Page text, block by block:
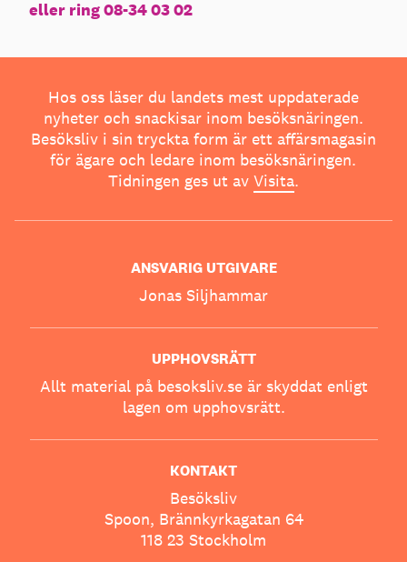
eller ring 08-34 03 02
Hos oss läser du landets mest uppdaterade
nyheter och snackisar inom besöksnäringen.
Besöksliv i sin tryckta form är ett affärsmagasin
för ägare och ledare inom besöksnäringen.
Tidningen ges ut av Visita.
ANSVARIG UTGIVARE
Jonas Siljhammar
UPPHOVSRÄTT
Allt material på besoksliv.se är skyddat enligt
lagen om upphovsrätt.
KONTAKT
Besöksliv
Spoon, Brännkyrkagatan 64
118 23 Stockholm